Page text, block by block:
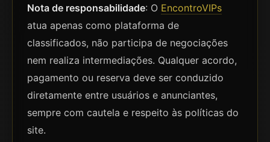
Nota de responsabilidade: O EncontroVIPs
atua apenas como plataforma de
classificados, não participa de negociações
nem realiza intermediações. Qualquer acordo,
pagamento ou reserva deve ser conduzido
diretamente entre usuários e anunciantes,
sempre com cautela e respeito às políticas do
site.